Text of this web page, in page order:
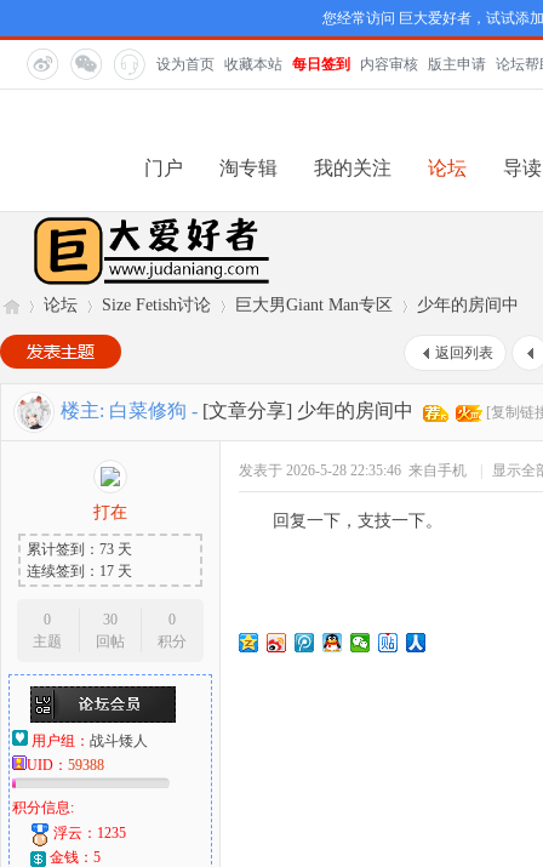
您经常访问 巨大爱好者，试试添
设为首页 收藏本站 每日签到 内容审核 版主申请 论坛帮
门户 淘专辑 我的关注 论坛 导读
巨 »
论坛
›
Size Fetish讨论
›
巨大男Giant Man专区
›
少年的房间中
返回列表
楼主: 白菜修狗 - [文章分享] 少年的房间中 [复制链
打在
累计签到：73 天
连续签到：17 天
0
主题
30
回帖
0
积分
用户组： 战斗矮人
UID： 59388
积分信息:
浮云：1235
金钱：5
发表于 2026-5-28 22:35:46 来自手机 显示全
回复一下，支技一下。